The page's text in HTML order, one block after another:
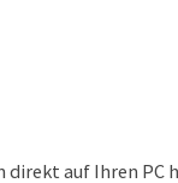
direkt auf Ihren